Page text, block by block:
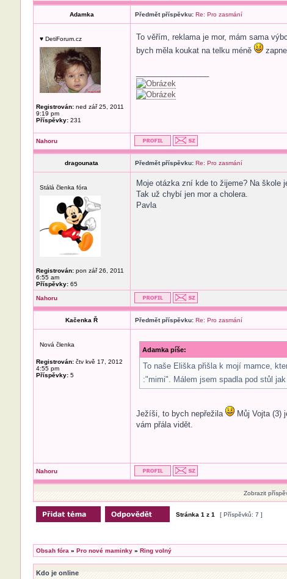
Adamka Předmět příspěvku: Re: Pro zasmání
♥ DetiForum.cz
Registrován:ned zář 25, 2011
9:19 pm
Příspěvky:231
To věřím, reklama je mor, mám sama
bych měla koukat na telku méně
Nahoru
dragounata Předmět příspěvku: Re: Pro zasmání
Stálá členka fóra
Registrován:pon zář 26, 2011
6:55 am
Příspěvky:65
Moje otázka zní kde to žijeme? Na
Tak už chybí jen mor a cholera.
Pavla
Nahoru
Kačenka Ř Předmět příspěvku: Re: Pro zasmání
Nová členka
Registrován:čtv kvě 17, 2012
4:55 pm
Příspěvky:5
Adamka píše:
To naše Eliška přišla k mojí mamce,
:"mimi". Málem jsem spadla pod stůl
Ježíši, to bych nepřežila
Můj Vojta (3)
vám přála vidět.
Nahoru
Zobrazit
Stránka 1 z 1 [ Příspěvků: 7 ]
Obsah fóra » Pro nové maminky» Ring volný
Kdo je online